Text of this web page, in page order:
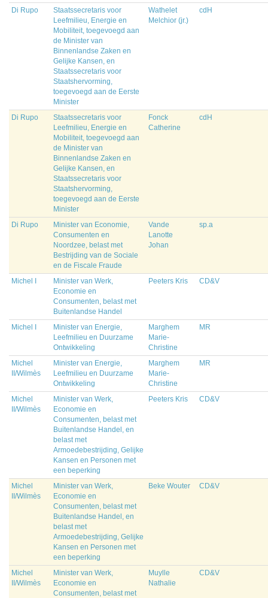
Di Rupo
Staatssecretaris voor
Leefmilieu, Energie en
Mobiliteit, toegevoegd aan
de Minister van
Binnenlandse Zaken en
Gelijke Kansen, en
Staatssecretaris voor
Staatshervorming,
toegevoegd aan de Eerste
Minister
Wathelet
Melchior (jr.)
cdH
Di Rupo
Staatssecretaris voor
Leefmilieu, Energie en
Mobiliteit, toegevoegd aan
de Minister van
Binnenlandse Zaken en
Gelijke Kansen, en
Staatssecretaris voor
Staatshervorming,
toegevoegd aan de Eerste
Minister
Fonck
Catherine
cdH
Di Rupo
Minister van Economie,
Consumenten en
Noordzee, belast met
Bestrijding van de Sociale
en de Fiscale Fraude
Vande
Lanotte
Johan
sp.a
Michel I
Minister van Werk,
Economie en
Consumenten, belast met
Buitenlandse Handel
Peeters Kris CD&V
Michel I
Minister van Energie,
Leefmilieu en Duurzame
Ontwikkeling
Marghem
Marie-
Christine
MR
Michel
II/Wilmès
Minister van Energie,
Leefmilieu en Duurzame
Ontwikkeling
Marghem
Marie-
Christine
MR
Michel
II/Wilmès
Minister van Werk,
Economie en
Consumenten, belast met
Buitenlandse Handel, en
belast met
Armoedebestrijding, Gelijke
Kansen en Personen met
een beperking
Peeters Kris CD&V
Michel
II/Wilmès
Minister van Werk,
Economie en
Consumenten, belast met
Buitenlandse Handel, en
belast met
Armoedebestrijding, Gelijke
Kansen en Personen met
een beperking
Beke Wouter CD&V
Michel
II/Wilmès
Minister van Werk,
Economie en
Consumenten, belast met
Muylle
Nathalie
CD&V